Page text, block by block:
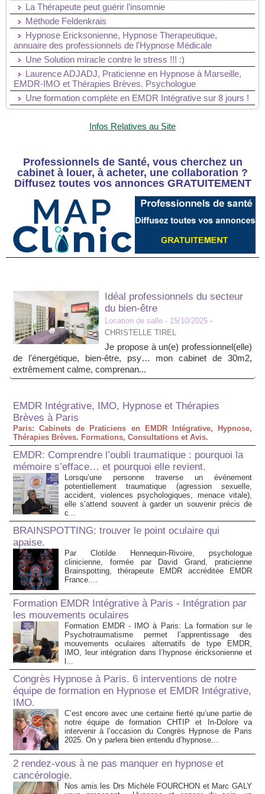
La Thérapeute peut guérir l’insomnie
Méthode Feldenkrais
Hypnose Ericksonienne, Hypnose Therapeutique,
annuaire des professionnels de l'Hypnose Médicale
Une Solution miracle contre le stress !!! :)
Laurence ADJADJ, Praticienne en Hypnose à Marseille,
EMDR-IMO et Thérapies Brèves. Psychologue
Une formation complète en EMDR Intégrative sur 8 jours !
Infos Relatives au Site
Professionnels de Santé, vous cherchez un
cabinet à louer, à acheter, une collaboration ?
Diffusez toutes vos annonces GRATUITEMENT
Idéal professionnels du secteur
du bien-être
Location de salle - 15/10/2025 -
CHRISTELLE TIREL
Je propose à un(e) professionnel(elle)
de l'énergétique, bien-être, psy… mon cabinet de 30m2,
extrêmement calme, comprenan...
EMDR Intégrative, IMO, Hypnose et Thérapies
Brèves à Paris
Paris: Cabinets de Praticiens en EMDR Intégrative, Hypnose,
Thérapies Brèves. Formations, Consultations et Avis.
EMDR: Comprendre l’oubli traumatique : pourquoi la
mémoire s’efface… et pourquoi elle revient.
Lorsqu’une personne traverse un événement
potentiellement traumatique (agression sexuelle,
accident, violences psychologiques, menace vitale),
elle s’attend souvent à garder un souvenir précis de
c...
BRAINSPOTTING: trouver le point oculaire qui
apaise.
Par Clotilde Hennequin-Rivoire, psychologue
clinicienne, formée par David Grand, praticienne
Brainspotting, thérapeute EMDR accréditée EMDR
France....
Formation EMDR Intégrative à Paris - Intégration par
les mouvements oculaires
Formation EMDR - IMO à Paris: La formation sur le
Psychotraumatisme permet l’apprentissage des
mouvements oculaires alternatifs de type EMDR,
IMO, leur intégration dans l’hypnose éricksonienne et
l...
Congrès Hypnose à Paris. 6 interventions de notre
équipe de formation en Hypnose et EMDR Intégrative,
IMO.
C’est encore avec une certaine fierté qu’une partie de
notre équipe de formation CHTIP et In-Dolore va
intervenir à l’occasion du Congrès Hypnose de Paris
2025. On y parlera bien entendu d’hypnose...
2 rendez-vous à ne pas manquer en hypnose et
cancérologie.
Nos amis les Drs Michèle FOURCHON et Marc GALY